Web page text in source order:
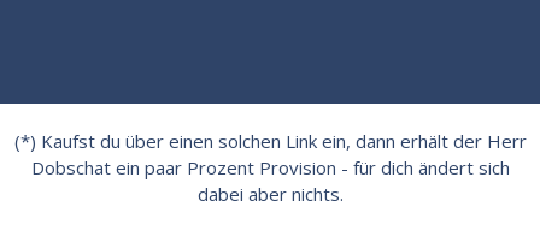
(*) Kaufst du über einen solchen Link ein, dann erhält der Herr
Dobschat ein paar Prozent Provision - für dich ändert sich
dabei aber nichts.